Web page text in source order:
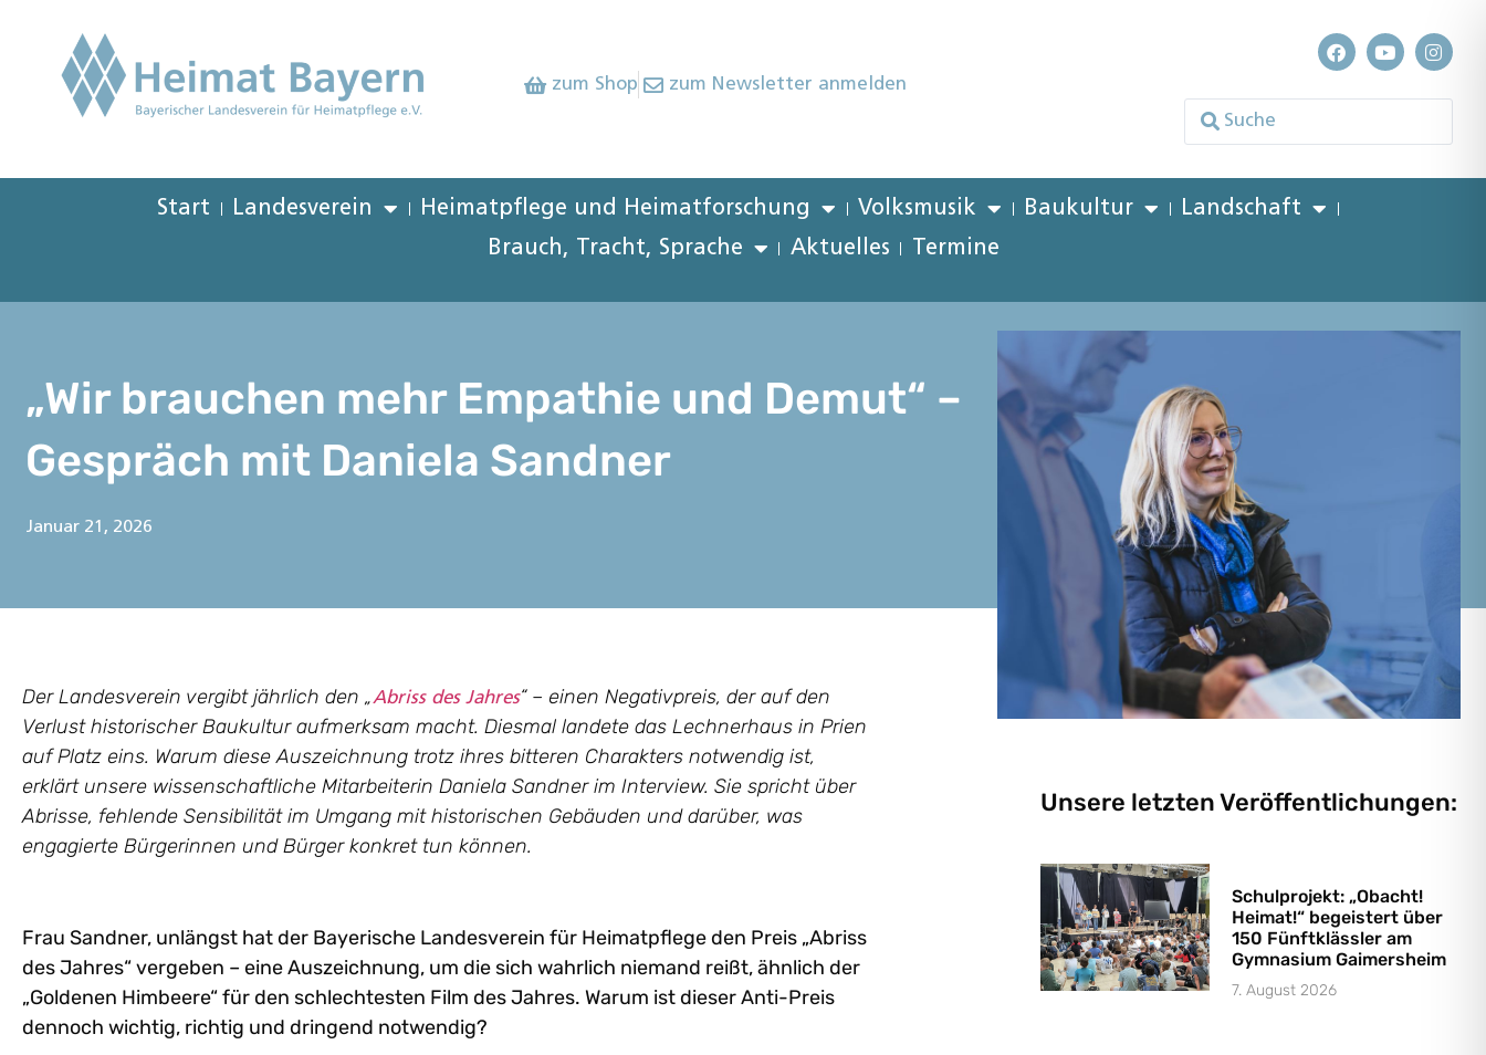
zum Shop zum Newsletter anmelden
Start Landesverein Heimatpflege und Heimatforschung Volksmusik Baukultur
Landschaft
Brauch, Tracht, Sprache
Aktuelles Termine
„Wir brauchen mehr Empathie und Demut“ –
Gespräch mit Daniela Sandner
Januar 21, 2026
Der Landesverein vergibt jährlich den „Abriss des Jahres“ – einen Negativpreis, der auf den
Verlust historischer Baukultur aufmerksam macht. Diesmal landete das Lechnerhaus in Prien
auf Platz eins. Warum diese Auszeichnung trotz ihres bitteren Charakters notwendig ist,
erklärt unsere wissenschaftliche Mitarbeiterin Daniela Sandner im Interview. Sie spricht über
Abrisse, fehlende Sensibilität im Umgang mit historischen Gebäuden und darüber, was
engagierte Bürgerinnen und Bürger konkret tun können.
Frau Sandner, unlängst hat der Bayerische Landesverein für Heimatpflege den Preis „Abriss
des Jahres“ vergeben – eine Auszeichnung, um die sich wahrlich niemand reißt, ähnlich der
„Goldenen Himbeere“ für den schlechtesten Film des Jahres. Warum ist dieser Anti-Preis
dennoch wichtig, richtig und dringend notwendig?
Unsere letzten Veröffentlichungen:
Schulprojekt: „Obacht!
Heimat!“ begeistert über
150 Fünftklässler am
Gymnasium Gaimersheim
7. August 2026